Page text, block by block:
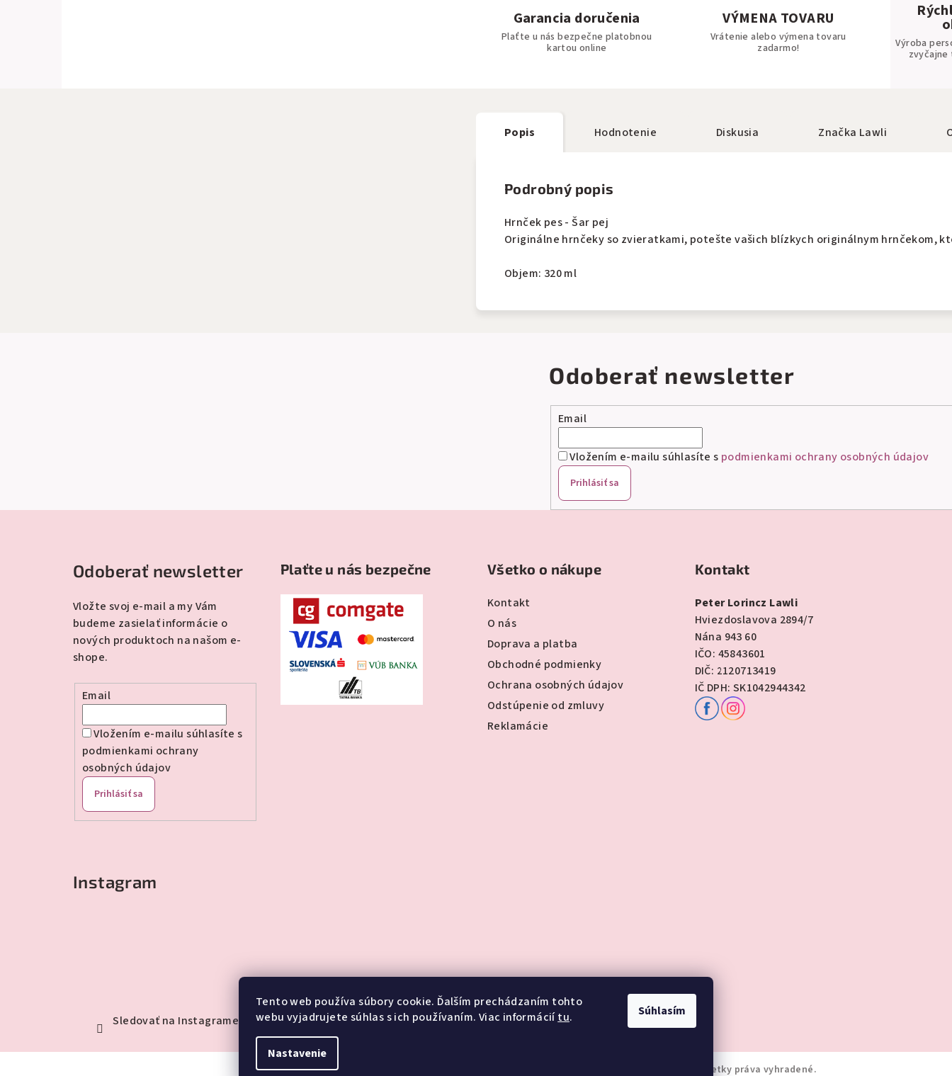
Tento web používa súbory cookie. Ďalším prechádzaním tohto
webu vyjadrujete súhlas s ich používaním. Viac informáciítu.
Nastavenie
Súhlasím
Garancia doručenia
Plaťte u nás bezpečne platobnou
kartou online
VÝMENA TOVARU
Vrátenie alebo výmena tovaru
zadarmo!
Výroba
zvyčajne
Popis Hodnotenie Diskusia Značka Lawli
Podrobný popis
Hrnček pes - Šar pej
Originálne hrnčeky so zvieratkami, potešte vašich blízkych originálnym hrnčekom,
Objem: 320 ml
Odoberať newsletter
Email
Vložením e-mailu súhlasíte s podmienkami ochrany osobných údajov
Prihlásiť sa
Odoberať newsletter
Vložte svoj e-mail a my Vám
budeme zasielať informácie o
nových produktoch na našom e-
shope.
Email
Vložením e-mailu súhlasíte s
podmienkami ochrany
osobných údajov
Prihlásiť sa
Plaťte u nás bezpečne Všetko o nákupe
Kontakt
O nás
Doprava a platba
Obchodné podmienky
Ochrana osobných údajov
Odstúpenie od zmluvy
Reklamácie
Kontakt
Peter Lorincz Lawli
Hviezdoslavova 2894/7
Nána 943 60
IČO: 45843601
DIČ: 2120713419
IČ DPH: SK1042944342
Instagram
Sledovať na Instagrame
. Všetky práva vyhradené.